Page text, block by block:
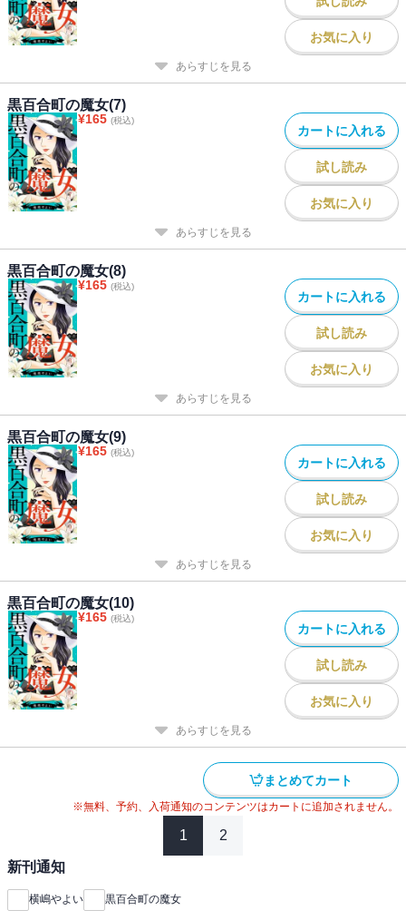
お気に入り
あらすじを見る
黒百合町の魔女(7)
¥165 (税込)
カートに入れる
試し読み
お気に入り
あらすじを見る
黒百合町の魔女(8)
¥165 (税込)
カートに入れる
試し読み
お気に入り
あらすじを見る
黒百合町の魔女(9)
¥165 (税込)
カートに入れる
試し読み
お気に入り
あらすじを見る
黒百合町の魔女(10)
¥165 (税込)
カートに入れる
試し読み
お気に入り
あらすじを見る
まとめてカート
※無料、予約、入荷通知のコンテンツはカートに追加されません。
1 2
新刊通知
横嶋やよい 黒百合町の魔女